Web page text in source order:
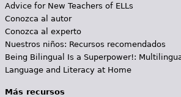
Advice for New Teachers of ELLs
Conozca al autor
Conozca al experto
Nuestros niños: Recursos recomendados
Being Bilingual Is a Superpower!:
Language and Literacy at Home
Más recursos